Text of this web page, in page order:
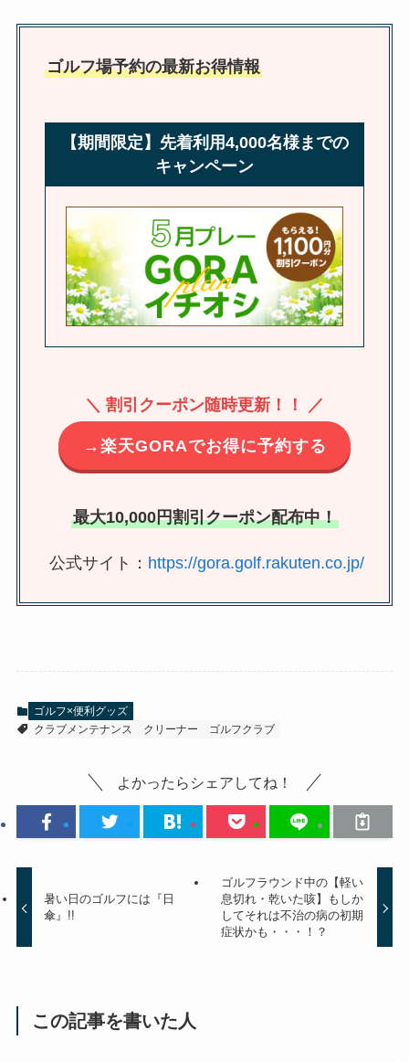
ゴルフ場予約の最新お得情報
【期間限定】先着利用4,000名様までの
キャンペーン
＼ 割引クーポン随時更新！！ ／
→楽天GORAでお得に予約する
最大10,000円割引クーポン配布中！
公式サイト： https://gora.golf.rakuten.co.jp/
ゴルフ×便利グッズ
クラブメンテナンス
クリーナー ゴルフクラブ
よかったらシェアしてね！
暑い日のゴルフには『日
傘』!!
ゴルフラウンド中の【軽い
息切れ・乾いた咳】もしか
してそれは不治の病の初期
症状かも・・・！？
この記事を書いた人